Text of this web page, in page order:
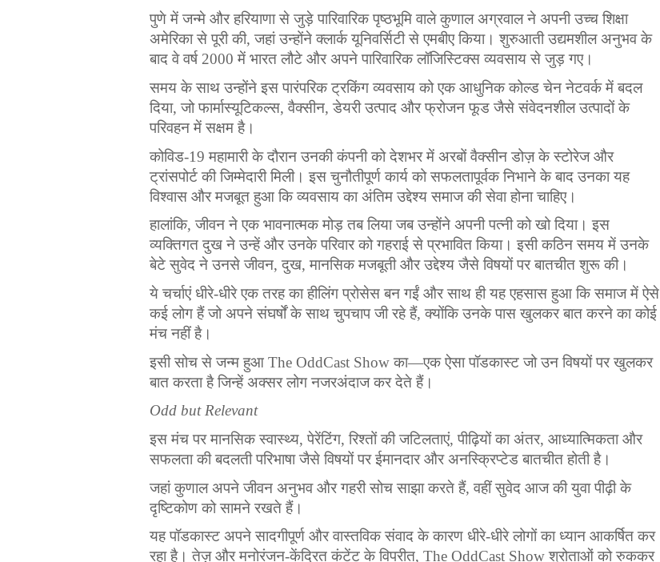
पुणे में जन्मे और हरियाणा से जुड़े पारिवारिक पृष्ठभूमि वाले कुणाल अग्रवाल ने अपनी उच्च शिक्षा
अमेरिका से पूरी की, जहां उन्होंने क्लार्क यूनिवर्सिटी से एमबीए किया। शुरुआती उद्यमशील अनुभव के
बाद वे वर्ष 2000 में भारत लौटे और अपने पारिवारिक लॉजिस्टिक्स व्यवसाय से जुड़ गए।
समय के साथ उन्होंने इस पारंपरिक ट्रकिंग व्यवसाय को एक आधुनिक कोल्ड चेन नेटवर्क में बदल
दिया, जो फार्मास्यूटिकल्स, वैक्सीन, डेयरी उत्पाद और फ्रोजन फूड जैसे संवेदनशील उत्पादों के
परिवहन में सक्षम है।
कोविड-19 महामारी के दौरान उनकी कंपनी को देशभर में अरबों वैक्सीन डोज़ के स्टोरेज और
ट्रांसपोर्ट की जिम्मेदारी मिली। इस चुनौतीपूर्ण कार्य को सफलतापूर्वक निभाने के बाद उनका यह
विश्वास और मजबूत हुआ कि व्यवसाय का अंतिम उद्देश्य समाज की सेवा होना चाहिए।
हालांकि, जीवन ने एक भावनात्मक मोड़ तब लिया जब उन्होंने अपनी पत्नी को खो दिया। इस
व्यक्तिगत दुख ने उन्हें और उनके परिवार को गहराई से प्रभावित किया। इसी कठिन समय में उनके
बेटे सुवेद ने उनसे जीवन, दुख, मानसिक मजबूती और उद्देश्य जैसे विषयों पर बातचीत शुरू की।
ये चर्चाएं धीरे-धीरे एक तरह का हीलिंग प्रोसेस बन गईं और साथ ही यह एहसास हुआ कि समाज में ऐसे
कई लोग हैं जो अपने संघर्षों के साथ चुपचाप जी रहे हैं, क्योंकि उनके पास खुलकर बात करने का कोई
मंच नहीं है।
इसी सोच से जन्म हुआ The OddCast Show का—एक ऐसा पॉडकास्ट जो उन विषयों पर खुलकर
बात करता है जिन्हें अक्सर लोग नजरअंदाज कर देते हैं।
Odd but Relevant
इस मंच पर मानसिक स्वास्थ्य, पेरेंटिंग, रिश्तों की जटिलताएं, पीढ़ियों का अंतर, आध्यात्मिकता और
सफलता की बदलती परिभाषा जैसे विषयों पर ईमानदार और अनस्क्रिप्टेड बातचीत होती है।
जहां कुणाल अपने जीवन अनुभव और गहरी सोच साझा करते हैं, वहीं सुवेद आज की युवा पीढ़ी के
दृष्टिकोण को सामने रखते हैं।
यह पॉडकास्ट अपने सादगीपूर्ण और वास्तविक संवाद के कारण धीरे-धीरे लोगों का ध्यान आकर्षित कर
रहा है। तेज़ और मनोरंजन-केंद्रित कंटेंट के विपरीत, The OddCast Show श्रोताओं को रुककर